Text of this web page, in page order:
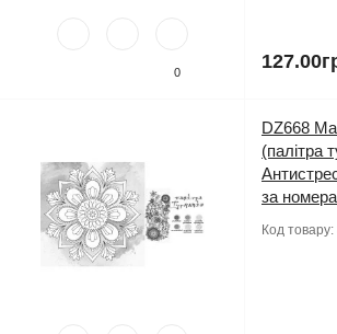
0
DZ668
(палітра
за
Код товару: